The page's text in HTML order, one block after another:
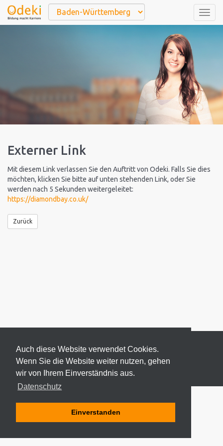
Auch diese Website verwendet Cookies.
Wenn Sie die Website weiter nutzen, gehen
wir von Ihrem Einverständnis aus.
Datenschutz
Einverstanden
Externer Link
Mit diesem Link verlassen Sie den Auftritt von Odeki. Falls Sie dies
möchten, klicken Sie bitte auf unten stehenden Link, oder Sie
werden nach 5 Sekunden weitergeleitet:
https://diamondbay.co.uk/
Zurück
© 2026 ODEKI - ALLE RECHTE VORBEHALTEN